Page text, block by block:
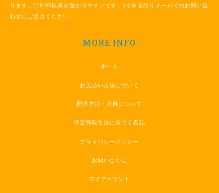
ります。(19:00以降が繋がりやすいです。)できる限りメールでのお問い合
わせにご協力ください。
MORE INFO
ホーム
お支払い方法について
配送方法・送料について
特定商取引法に基づく表記
プライバシーポリシー
お問い合わせ
マイアカウント